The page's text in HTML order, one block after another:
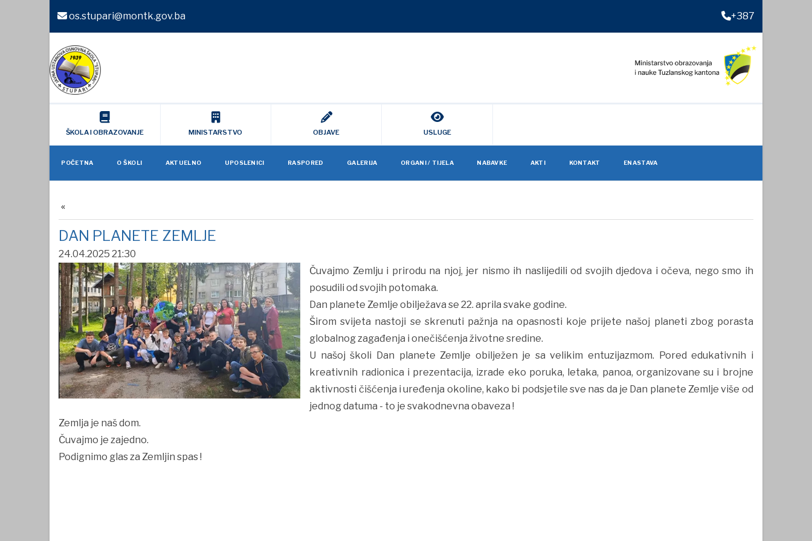
os.stupari@montk.gov.ba +387
ŠKOLA I OBRAZOVANJE MINISTARSTVO OBJAVE USLUGE
POČETNA O ŠKOLI AKTUELNO UPOSLENICI RASPORED GALERIJA ORGANI / TIJELA NABAVKE AKTI KONTAKT ENASTAVA
DAN PLANETE ZEMLJE
24.04.2025 21:30
Čuvajmo Zemlju i prirodu na njoj, jer nismo ih naslijedili od svojih djedova i očeva, nego smo ih
posudili od svojih potomaka.
Dan planete Zemlje obilježava se 22. aprila svake godine.
Širom svijeta nastoji se skrenuti pažnja na opasnosti koje prijete našoj planeti zbog porasta
globalnog zagađenja i onečišćenja životne sredine.
U našoj školi Dan planete Zemlje obilježen je sa velikim entuzijazmom. Pored edukativnih i
kreativnih radionica i prezentacija, izrade eko poruka, letaka, panoa, organizovane su i brojne
aktivnosti čišćenja i uređenja okoline, kako bi podsjetile sve nas da je Dan planete Zemlje više od
jednog datuma - to je svakodnevna obaveza !
Zemlja je naš dom.
Čuvajmo je zajedno.
Podignimo glas za Zemljin spas !